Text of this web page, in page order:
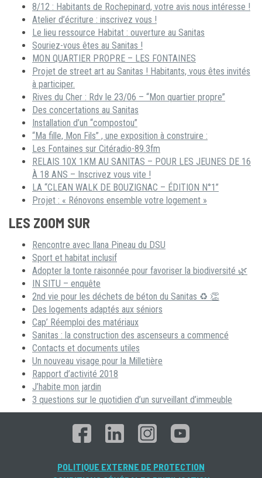
8/12 : Habitants de Rochepinard, votre avis nous intéresse !
Atelier d’écriture : inscrivez vous !
Le lieu ressource Habitat : ouverture au Sanitas
Souriez-vous êtes au Sanitas !
MON QUARTIER PROPRE – LES FONTAINES
Projet de street art au Sanitas ! Habitants, vous êtes invités
à participer.
Rives du Cher : Rdv le 23/06 – “Mon quartier propre”
Des concertations au Sanitas
Installation d’un “compostou”
“Ma fille, Mon Fils” , une exposition à construire :
Les Fontaines sur Citéradio-89.3fm
RELAIS 10X 1KM AU SANITAS – POUR LES JEUNES DE 16
À 18 ANS – Inscrivez vous vite !
LA “CLEAN WALK DE BOUZIGNAC – ÉDITION N°1”
Projet : « Rénovons ensemble votre logement »
LES ZOOM SUR
Rencontre avec Ilana Pineau du DSU
Sport et habitat inclusif
Adopter la tonte raisonnée pour favoriser la biodiversité 🌿
IN SITU – enquête
2nd vie pour les déchets de béton du Sanitas ♻ 👏
Des logements adaptés aux séniors
Cap’ Réemploi des matériaux
Sanitas : la construction des ascenseurs a commencé
Contacts et documents utiles
Un nouveau visage pour la Milletière
Rapport d’activité 2018
J’habite mon jardin
3 questions sur le quotidien d’un surveillant d’immeuble
POLITIQUE EXTERNE DE PROTECTION